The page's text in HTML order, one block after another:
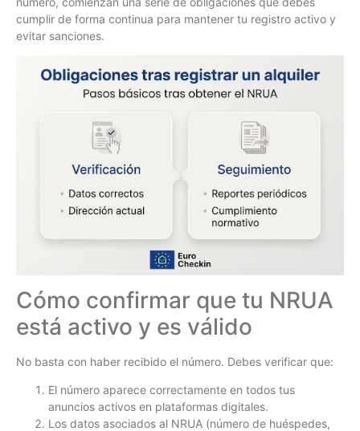
cumplir de forma continua para mantener tu registro activo y
evitar sanciones.
Cómo confirmar que tu NRUA
está activo y es válido
No basta con haber recibido el número. Debes verificar que:
El número aparece correctamente en todos tus
anuncios activos en plataformas digitales.
Los datos asociados al NRUA (número de huéspedes,